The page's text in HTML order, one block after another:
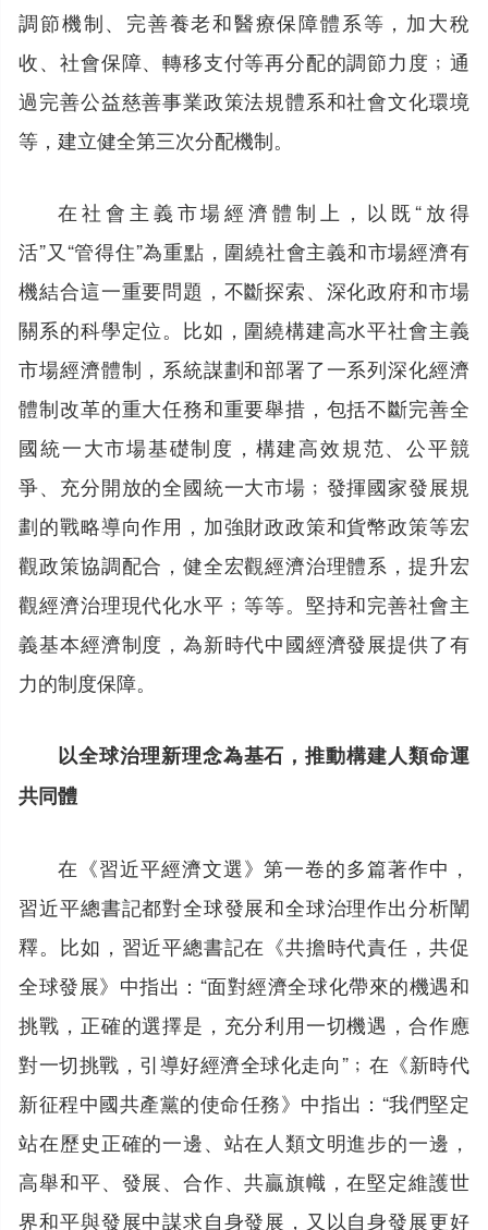
調節機制、完善養老和醫療保障體系等，加大稅
收、社會保障、轉移支付等再分配的調節力度﹔通
過完善公益慈善事業政策法規體系和社會文化環境
等，建立健全第三次分配機制。
在社會主義市場經濟體制上，以既“放得
活”又“管得住”為重點，圍繞社會主義和市場經濟有
機結合這一重要問題，不斷探索、深化政府和市場
關系的科學定位。比如，圍繞構建高水平社會主義
市場經濟體制，系統謀劃和部署了一系列深化經濟
體制改革的重大任務和重要舉措，包括不斷完善全
國統一大市場基礎制度，構建高效規范、公平競
爭、充分開放的全國統一大市場﹔發揮國家發展規
劃的戰略導向作用，加強財政政策和貨幣政策等宏
觀政策協調配合，健全宏觀經濟治理體系，提升宏
觀經濟治理現代化水平﹔等等。堅持和完善社會主
義基本經濟制度，為新時代中國經濟發展提供了有
力的制度保障。
以全球治理新理念為基石，推動構建人類命運
共同體
在《習近平經濟文選》第一卷的多篇著作中，
習近平總書記都對全球發展和全球治理作出分析闡
釋。比如，習近平總書記在《共擔時代責任，共促
全球發展》中指出：“面對經濟全球化帶來的機遇和
挑戰，正確的選擇是，充分利用一切機遇，合作應
對一切挑戰，引導好經濟全球化走向”﹔在《新時代
新征程中國共產黨的使命任務》中指出：“我們堅定
站在歷史正確的一邊、站在人類文明進步的一邊，
高舉和平、發展、合作、共贏旗幟，在堅定維護世
界和平與發展中謀求自身發展，又以自身發展更好